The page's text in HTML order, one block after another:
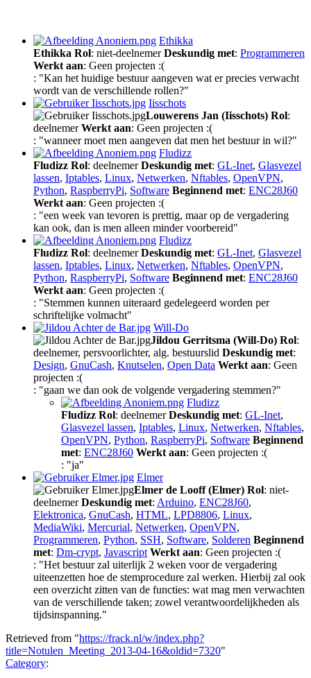
Ethikka
Ethikka Rol: niet-deelnemerDeskundig met: Programmeren
Werkt aan: Geen projecten :(
: "Kan het huidige bestuur aangeven wat er precies verwacht
wordt van de verschillende rollen?"
Iisschots
Louwerens Jan (Iisschots) Rol:
deelnemerWerkt aan: Geen projecten :(
: "wanneer moet men aangeven dat men het bestuur in wil?"
Fludizz
Fludizz Rol: deelnemerDeskundig met: GL-Inet, Glasvezel
lassen, Iptables, Linux, Netwerken, Nftables, OpenVPN,
Python, RaspberryPi, Software Beginnend met: ENC28J60
Werkt aan: Geen projecten :(
: "een week van tevoren is prettig, maar op de vergadering
kan ook, dan is men alleen minder voorbereid"
Fludizz
Fludizz Rol: deelnemerDeskundig met: GL-Inet, Glasvezel
lassen, Iptables, Linux, Netwerken, Nftables, OpenVPN,
Python, RaspberryPi, Software Beginnend met: ENC28J60
Werkt aan: Geen projecten :(
: "Stemmen kunnen uiteraard gedelegeerd worden per
schriftelijke volmacht"
Will-Do
Jildou Gerritsma (Will-Do) Rol:
deelnemer, persvoorlichter, alg. bestuurslid Deskundig met:
Design, GnuCash, Knutselen, Open Data Werkt aan: Geen
projecten :(
: "gaan we dan ook de volgende vergadering stemmen?"
Fludizz
Fludizz Rol: deelnemerDeskundig met: GL-Inet,
Glasvezel lassen, Iptables, Linux, Netwerken, Nftables,
OpenVPN, Python, RaspberryPi, Software Beginnend
met: ENC28J60 Werkt aan: Geen projecten :(
: "ja"
Elmer
Elmer de Looff (Elmer) Rol: niet-
deelnemerDeskundig met: Arduino, ENC28J60,
Elektronica, GnuCash, HTML, LPD8806, Linux,
MediaWiki, Mercurial, Netwerken, OpenVPN,
Programmeren, Python, SSH, Software, Solderen Beginnend
met: Dm-crypt, Javascript Werkt aan: Geen projecten :(
: "Het bestuur zal uiterlijk 2 weken voor de vergadering
uiteenzetten hoe de stemprocedure zal werken. Hierbij zal ook
een overzicht zitten van de functies: wat mag men verwachten
van de verschillende taken; zowel verantwoordelijkheden als
tijdsinspanning."
Retrieved from "https://frack.nl/w/index.php?
title=Notulen_Meeting_2013-04-16&oldid=7320"
Category: